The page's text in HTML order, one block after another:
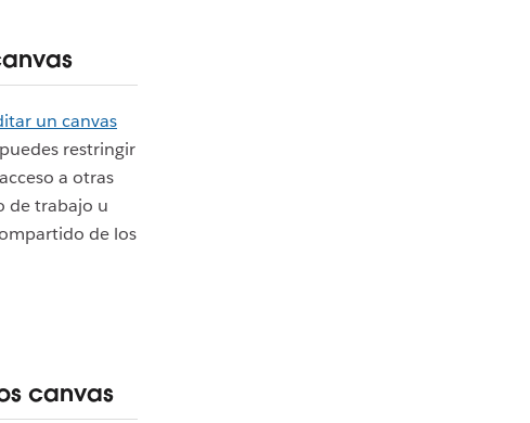
un canvas
restringir
a otras
de trabajo u
de los
canvas